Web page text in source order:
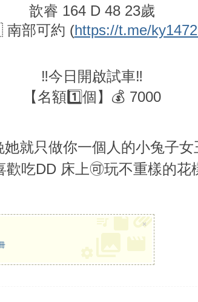
歆睿 164 D 48 23歲
部可約 (https://t.me/
‼️今日開啟試車‼️
【名額1️⃣個】💰 7000
她就只做你一個人的小兔子女
歡吃DD 床上🉑玩不重樣的花
×